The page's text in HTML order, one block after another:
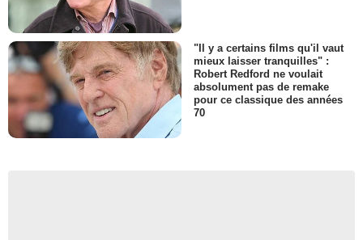
"Il y a certains films qu'il vaut
mieux laisser tranquilles" :
Robert Redford ne voulait
absolument pas de remake
pour ce classique des années
70